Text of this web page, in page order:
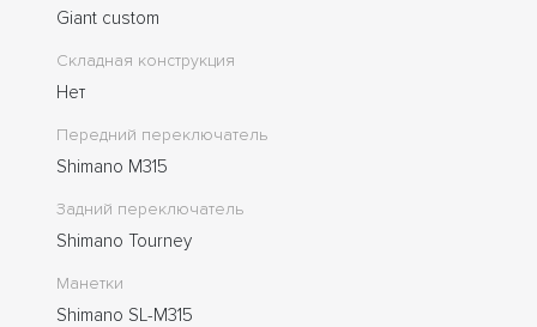
Giant custom
Складная конструкция
Нет
Передний переключатель
Shimano M315
Задний переключатель
Shimano Tourney
Манетки
Shimano SL-M315